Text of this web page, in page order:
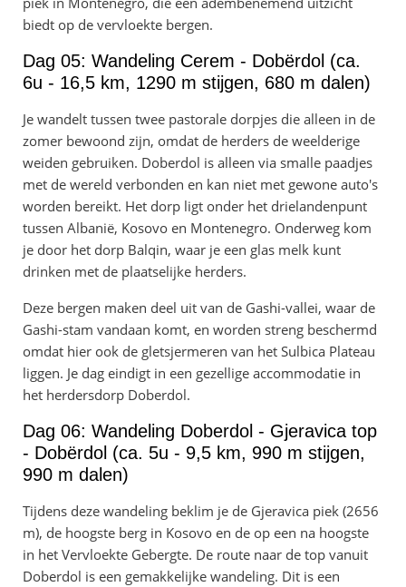
biedt op de vervloekte bergen.
Dag 05: Wandeling Cerem - Dobërdol (ca.
6u - 16,5 km, 1290 m stijgen, 680 m dalen)
Je wandelt tussen twee pastorale dorpjes die alleen in de
zomer bewoond zijn, omdat de herders de weelderige
weiden gebruiken. Doberdol is alleen via smalle paadjes
met de wereld verbonden en kan niet met gewone auto's
worden bereikt. Het dorp ligt onder het drielandenpunt
tussen Albanië, Kosovo en Montenegro. Onderweg kom
je door het dorp Balqin, waar je een glas melk kunt
drinken met de plaatselijke herders.
Deze bergen maken deel uit van de Gashi-vallei, waar de
Gashi-stam vandaan komt, en worden streng beschermd
omdat hier ook de gletsjermeren van het Sulbica Plateau
liggen. Je dag eindigt in een gezellige accommodatie in
het herdersdorp Doberdol.
Dag 06: Wandeling Doberdol - Gjeravica top
- Dobërdol (ca. 5u - 9,5 km, 990 m stijgen,
990 m dalen)
Tijdens deze wandeling beklim je de Gjeravica piek (2656
m), de hoogste berg in Kosovo en de op een na hoogste
in het Vervloekte Gebergte. De route naar de top vanuit
Doberdol is een gemakkelijke wandeling. Dit is een